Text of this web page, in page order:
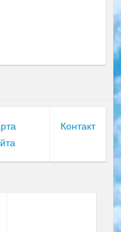
Контакт